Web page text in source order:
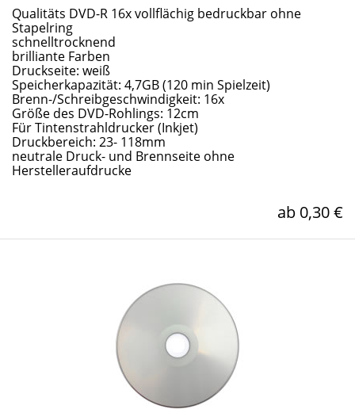
Qualitäts DVD-R 16x vollflächig bedruckbar ohne
Stapelring
schnelltrocknend
brilliante Farben
Druckseite: weiß
Speicherkapazität: 4,7GB (120 min Spielzeit)
Brenn-/Schreibgeschwindigkeit: 16x
Größe des DVD-Rohlings: 12cm
Für Tintenstrahldrucker (Inkjet)
Druckbereich: 23- 118mm
neutrale Druck- und Brennseite ohne
Herstelleraufdrucke
ab 0,30 €